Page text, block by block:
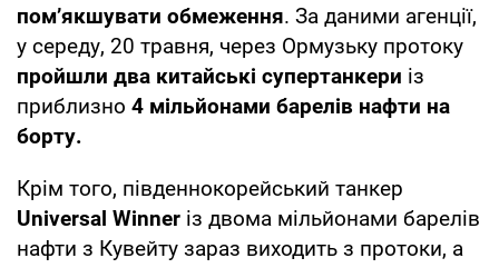
пом’якшувати обмеження. За даними агенції,
у середу, 20 травня, через Ормузьку протоку
пройшли два китайські супертанкери із
приблизно 4 мільйонами барелів нафти на
борту.
Крім того, південнокорейський танкер
Universal Winner із двома мільйонами барелів
нафти з Кувейту зараз виходить з протоки, а